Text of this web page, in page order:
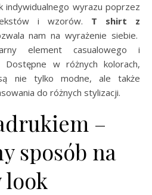
indywidualnego wyrazu poprzez
i wzorów. T shirt z
nam na wyrażenie siebie.
element casualowego i
w różnych kolorach,
nie tylko modne, ale także
do różnych stylizacji.
–
sposób na